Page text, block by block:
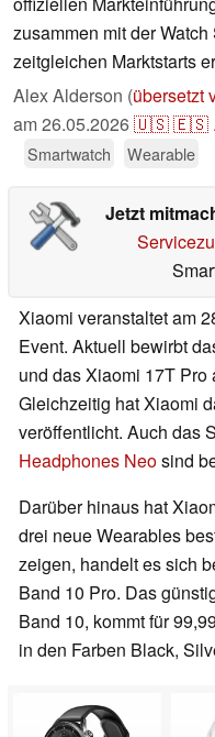
zusammen mit der
zeitgleichen Marktstarts
Alex Alderson (übersetzt
am26.05.2026🇺🇸🇪🇸
Smartwatch Wearable
Jetzt
Xiaomi veranstaltet am
Event. Aktuell bewirbt
und das Xiaomi 17T
Gleichzeitig hat Xiaomi
veröffentlicht. Auch das
Headphones Neosind
Darüber hinaus hat
drei neue Wearables
zeigen, handelt es sich
Band 10 Pro. Das
Band 10, kommt für
in den Farben Black,